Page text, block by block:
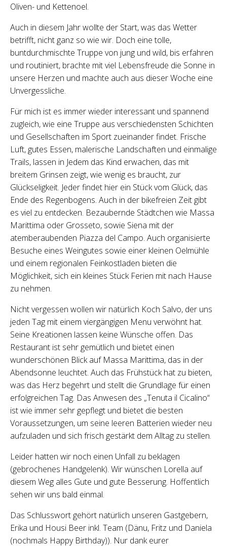
Oliven- und Kettenoel.
Auch in diesem Jahr wollte der Start, was das Wetter
betrifft, nicht ganz so wie wir. Doch eine tolle,
buntdurchmischte Truppe von jung und wild, bis erfahren
und routiniert, brachte mit viel Lebensfreude die Sonne in
unsere Herzen und machte auch aus dieser Woche eine
Unvergessliche.
Für mich ist es immer wieder interessant und spannend
zugleich, wie eine Truppe aus verschiedensten Schichten
und Gesellschaften im Sport zueinander findet. Frische
Luft, gutes Essen, malerische Landschaften und einmalige
Trails, lassen in Jedem das Kind erwachen, das mit
breitem Grinsen zeigt, wie wenig es braucht, zur
Glückseligkeit. Jeder findet hier ein Stück vom Glück, das
Ende des Regenbogens. Auch in der bikefreien Zeit gibt
es viel zu entdecken. Bezaubernde Städtchen wie Massa
Marittima oder Grosseto, sowie Siena mit der
atemberaubenden Piazza del Campo. Auch organisierte
Besuche eines Weingutes sowie einer kleinen Oelmühle
und einem regionalen Feinkostladen bieten die
Möglichkeit, sich ein kleines Stück Ferien mit nach Hause
zu nehmen.
Nicht vergessen wollen wir natürlich Koch Salvo, der uns
jeden Tag mit einem viergängigen Menu verwöhnt hat.
Seine Kreationen lassen keine Wünsche offen. Das
Restaurant ist sehr gemütlich und bietet einen
wunderschönen Blick auf Massa Marittima, das in der
Abendsonne leuchtet. Auch das Frühstück hat zu bieten,
was das Herz begehrt und stellt die Grundlage für einen
erfolgreichen Tag. Das Anwesen des „Tenuta il Cicalino“
ist wie immer sehr gepflegt und bietet die besten
Voraussetzungen, um seine leeren Batterien wieder neu
aufzuladen und sich frisch gestärkt dem Alltag zu stellen.
Leider hatten wir noch einen Unfall zu beklagen
(gebrochenes Handgelenk). Wir wünschen Lorella auf
diesem Weg alles Gute und gute Besserung. Hoffentlich
sehen wir uns bald einmal.
Das Schlusswort gehört natürlich unseren Gastgebern,
Erika und Housi Beer inkl. Team (Dänu, Fritz und Daniela
(nochmals Happy Birthday)). Nur dank eurer